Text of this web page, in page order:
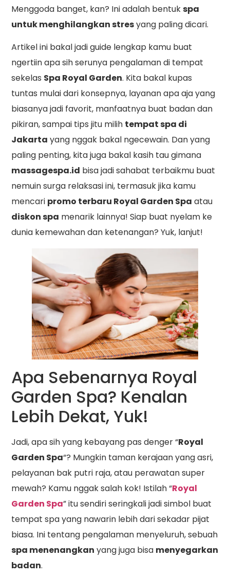
Menggoda banget, kan? Ini adalah bentukspa
untuk menghilangkan stresyang paling dicari.
Artikel ini bakal jadi guide lengkap kamu buat
ngertiin apa sih serunya pengalaman di tempat
sekelas Spa Royal Garden. Kita bakal kupas
tuntas mulai dari konsepnya, layanan apa aja yang
biasanya jadi favorit, manfaatnya buat badan dan
pikiran, sampai tips jitu milih tempat spa di
Jakarta yang nggak bakal ngecewain. Dan yang
paling penting, kita juga bakal kasih tau gimana
massagespa.id bisa jadi sahabat terbaikmu buat
nemuin surga relaksasi ini, termasuk jika kamu
mencari promo terbaru Royal Garden Spa atau
diskon spa menarik lainnya! Siap buat nyelam ke
dunia kemewahan dan ketenangan? Yuk, lanjut!
Apa Sebenarnya Royal
Garden Spa? Kenalan
Lebih Dekat, Yuk!
Jadi, apa sih yang kebayang pas denger “Royal
Garden Spa“? Mungkin taman kerajaan yang asri,
pelayanan bak putri raja, atau perawatan super
mewah? Kamu nggak salah kok! Istilah “Royal
Garden Spa” itu sendiri seringkali jadi simbol buat
tempat spa yang nawarin lebih dari sekadar pijat
biasa. Ini tentang pengalaman menyeluruh, sebuah
spa menenangkan yang juga bisa menyegarkan
badan.